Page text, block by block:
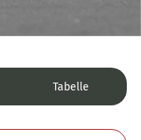
Tabelle